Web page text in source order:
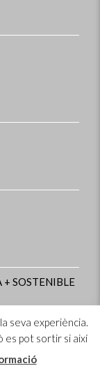
+ SOSTENIBLE
Política de cookies–
seva experiència.
es pot sortir si així